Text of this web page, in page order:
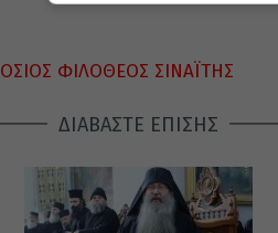
ΟΣΙΟΣ ΦΙΛΟΘΕΟΣ ΣΙΝΑΪΤΗΣ
ΔΙΑΒΑΣΤΕ ΕΠΙΣΗΣ